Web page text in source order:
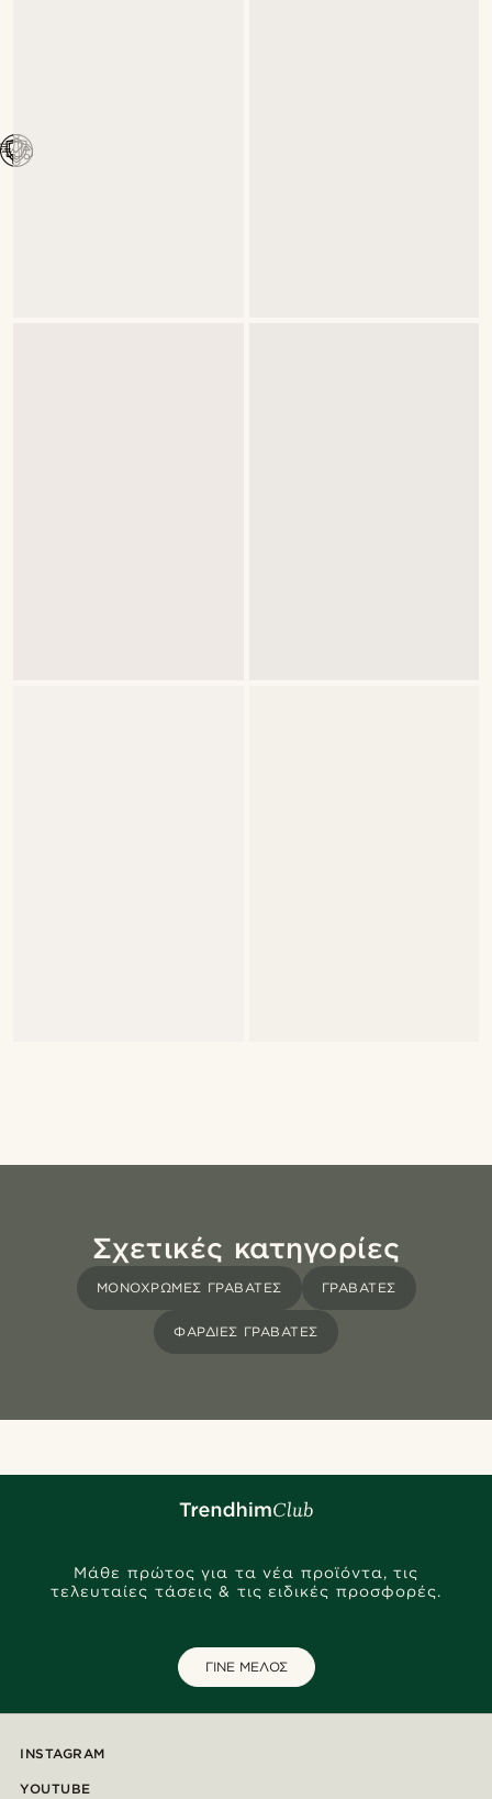
Σχετικές κατηγορίες
ΜΟΝΌΧΡΩΜΕΣ ΓΡΑΒΆΤΕΣ ΓΡΑΒΆΤΕΣ
ΦΑΡΔΙΈΣ ΓΡΑΒΆΤΕΣ
Μάθε πρώτος για τα νέα προϊόντα, τις
τελευταίες τάσεις & τις ειδικές προσφορές.
ΓΙΝΕ ΜΕΛΟΣ
INSTAGRAM
YOUTUBE